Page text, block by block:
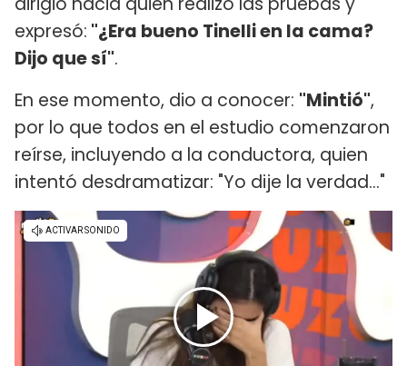
expresó: "¿Era bueno Tinelli en la cama?
Dijo que sí".
En ese momento, dio a conocer: "Mintió",
por lo que todos en el estudio comenzaron
reírse, incluyendo a la conductora, quien
intentó desdramatizar: "Yo dije la verdad..."